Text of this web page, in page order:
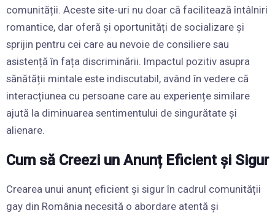
comunității. Aceste site-uri nu doar că facilitează întâlniri
romantice, dar oferă și oportunități de socializare și
sprijin pentru cei care au nevoie de consiliere sau
asistență în fața discriminării. Impactul pozitiv asupra
sănătății mintale este indiscutabil, având în vedere că
interacțiunea cu persoane care au experiențe similare
ajută la diminuarea sentimentului de singurătate și
alienare.
Cum să Creezi un Anunț Eficient și Sigur
Crearea unui anunț eficient și sigur în cadrul comunității
gay din România necesită o abordare atentă și